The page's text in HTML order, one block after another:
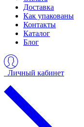
Доставка
Как упакованы
Контакты
Каталог
Блог
Личный кабинет